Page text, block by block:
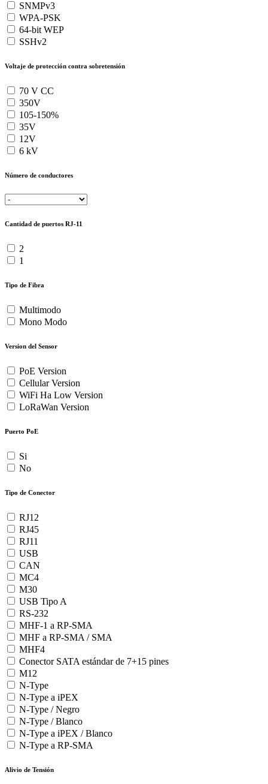
SNMPv3
WPA-PSK
64-bit WEP
SSHv2
Voltaje de protección contra sobretensión
70 V CC
350V
105-150%
35V
12V
6 kV
Número de conductores
Cantidad de puertos RJ-11
2
1
Tipo de Fibra
Multimodo
Mono Modo
Version del Sensor
PoE Version
Cellular Version
WiFi Ha Low Version
LoRaWan Version
Puerto PoE
Si
No
Tipo de Conector
RJ12
RJ45
RJ11
USB
CAN
MC4
M30
USB Tipo A
RS-232
MHF-1 a RP-SMA
MHF a RP-SMA / SMA
MHF4
Conector SATA estándar de 7+15 pines
M12
N-Type
N-Type a iPEX
N-Type / Negro
N-Type / Blanco
N-Type a iPEX / Blanco
N-Type a RP-SMA
Alivio de Tensión